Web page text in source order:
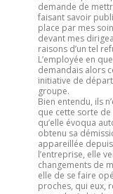
demande de
faisant savoir
place par mes
devant mes
raisons d’un tel
L’employée en
demandais alors
initiative de
groupe.
Bien entendu, ils
que cette sorte de
qu’elle évoqua
obtenu sa
appareillée
l’entreprise, elle
changements de
elle de se faire
proches, qui eux,